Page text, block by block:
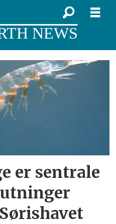
NEWS
er sentrale